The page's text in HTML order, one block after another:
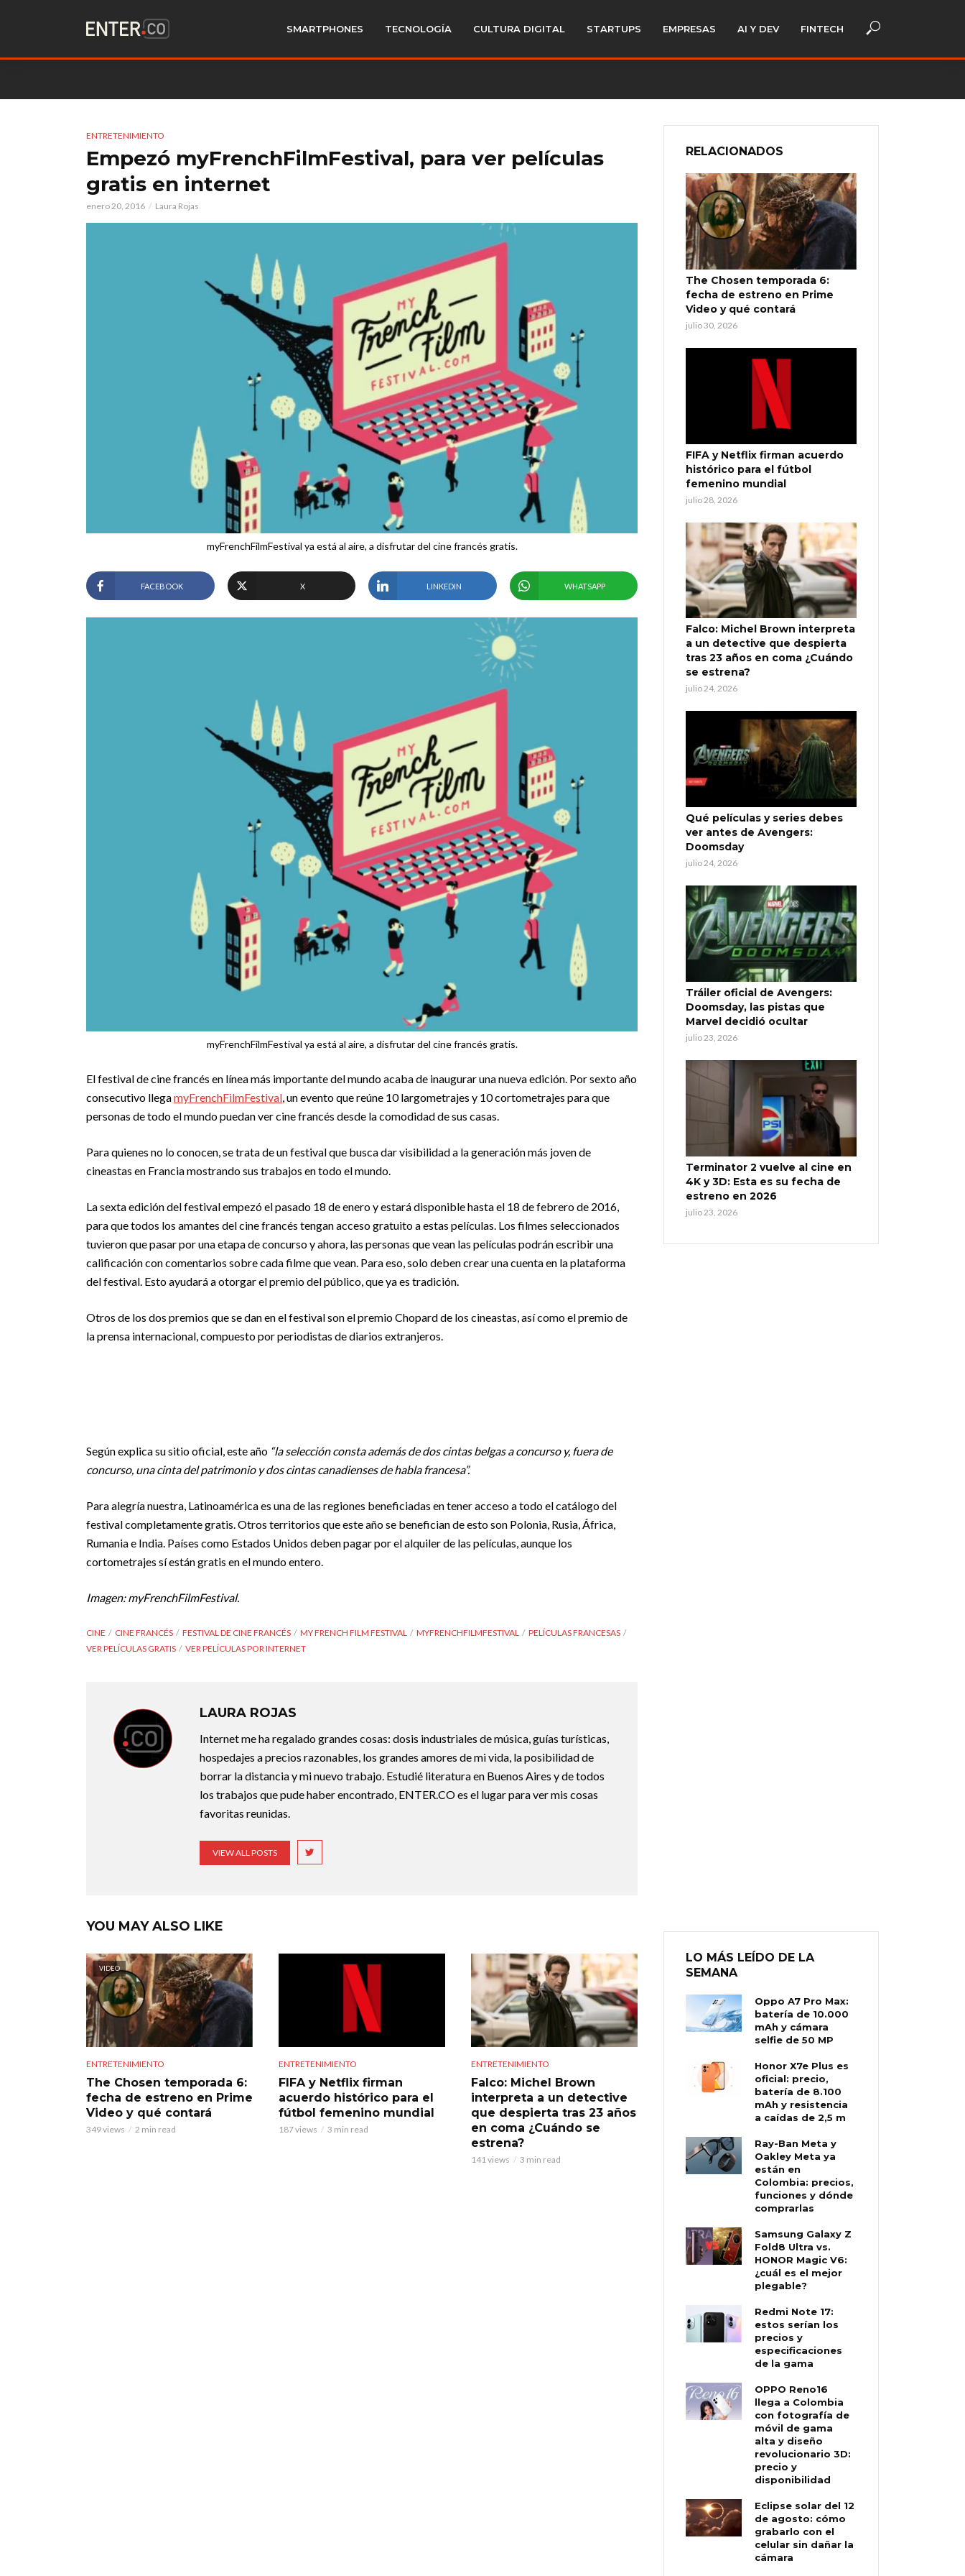
SMARTPHONES TECNOLOGÍA CULTURA DIGITAL STARTUPS EMPRESAS AI Y DEV FINTECH
ENTRETENIMIENTO
Empezó myFrenchFilmFestival, para ver películas
gratis en internet
enero 20, 2016 Laura Rojas
myFrenchFilmFestival ya está al aire, a disfrutar del cine francés gratis.
FACEBOOK X LINKEDIN WHATSAPP
myFrenchFilmFestival ya está al aire, a disfrutar del cine francés gratis.
El festival de cine francés en línea más importante del mundo acaba de inaugurar una nueva edición. Por sexto año
consecutivo llegamyFrenchFilmFestival, un evento que reúne 10 largometrajes y 10 cortometrajes para que
personas de todo el mundo puedan ver cine francés desde la comodidad de sus casas.
Para quienes no lo conocen, se trata de un festival que busca dar visibilidad a la generación más joven de
cineastas en Francia mostrando sus trabajos en todo el mundo.
La sexta edición del festival empezó el pasado 18 de enero y estará disponible hasta el 18 de febrero de 2016,
para que todos los amantes del cine francés tengan acceso gratuito a estas películas. Los filmes seleccionados
tuvieron que pasar por una etapa de concurso y ahora, las personas que vean las películas podrán escribir una
calificación con comentarios sobre cada filme que vean. Para eso, solo deben crear una cuenta en la plataforma
del festival. Esto ayudará a otorgar el premio del público, que ya es tradición.
Otros de los dos premios que se dan en el festival son el premio Chopard de los cineastas, así como el premio de
la prensa internacional, compuesto por periodistas de diarios extranjeros.
Según explica su sitio oficial, este año “la selección consta además de dos cintas belgas a concurso y, fuera de
concurso, una cinta del patrimonio y dos cintas canadienses de habla francesa”.
Para alegría nuestra, Latinoamérica es una de las regiones beneficiadas en tener acceso a todo el catálogo del
festival completamente gratis. Otros territorios que este año se benefician de esto son Polonia, Rusia, África,
Rumania e India. Países como Estados Unidos deben pagar por el alquiler de las películas, aunque los
cortometrajes sí están gratis en el mundo entero.
Imagen: myFrenchFilmFestival.
CINE CINE FRANCÉS FESTIVAL DE CINE FRANCÉS MY FRENCH FILM FESTIVAL MYFRENCHFILMFESTIVAL
PELÍCULAS FRANCESAS
VER PELÍCULAS GRATIS
VER PELÍCULAS POR INTERNET
LAURA ROJAS
Internet me ha regalado grandes cosas: dosis industriales de música, guías turísticas,
hospedajes a precios razonables, los grandes amores de mi vida, la posibilidad de
borrar la distancia y mi nuevo trabajo. Estudié literatura en Buenos Aires y de todos
los trabajos que pude haber encontrado, ENTER.CO es el lugar para ver mis cosas
favoritas reunidas.
VIEW ALL POSTS
YOU MAY ALSO LIKE
VIDEO
ENTRETENIMIENTO
The Chosen temporada 6:
fecha de estreno en Prime
Video y qué contará
349 views 2 min read
ENTRETENIMIENTO
FIFA y Netflix firman
acuerdo histórico para el
fútbol femenino mundial
187 views 3 min read
ENTRETENIMIENTO
Falco: Michel Brown
interpreta a un detective
que despierta tras 23 años
en coma ¿Cuándo se
estrena?
141 views 3 min read
RELACIONADOS
The Chosen temporada 6:
fecha de estreno en Prime
Video y qué contará
julio 30, 2026
FIFA y Netflix firman acuerdo
histórico para el fútbol
femenino mundial
julio 28, 2026
Falco: Michel Brown interpreta
a un detective que despierta
tras 23 años en coma ¿Cuándo
se estrena?
julio 24, 2026
Qué películas y series debes
ver antes de Avengers:
Doomsday
julio 24, 2026
Tráiler oficial de Avengers:
Doomsday, las pistas que
Marvel decidió ocultar
julio 23, 2026
Terminator 2 vuelve al cine en
4K y 3D: Esta es su fecha de
estreno en 2026
julio 23, 2026
LO MÁS LEÍDO DE LA
SEMANA
Oppo A7 Pro Max:
batería de 10.000
mAh y cámara
selfie de 50 MP
Honor X7e Plus es
oficial: precio,
batería de 8.100
mAh y resistencia
a caídas de 2,5 m
Ray-Ban Meta y
Oakley Meta ya
están en
Colombia: precios,
funciones y dónde
comprarlas
Samsung Galaxy Z
Fold8 Ultra vs.
HONOR Magic V6:
¿cuál es el mejor
plegable?
Redmi Note 17:
estos serían los
precios y
especificaciones
de la gama
OPPO Reno16
llega a Colombia
con fotografía de
móvil de gama
alta y diseño
revolucionario 3D:
precio y
disponibilidad
Eclipse solar del 12
de agosto: cómo
grabarlo con el
celular sin dañar la
cámara